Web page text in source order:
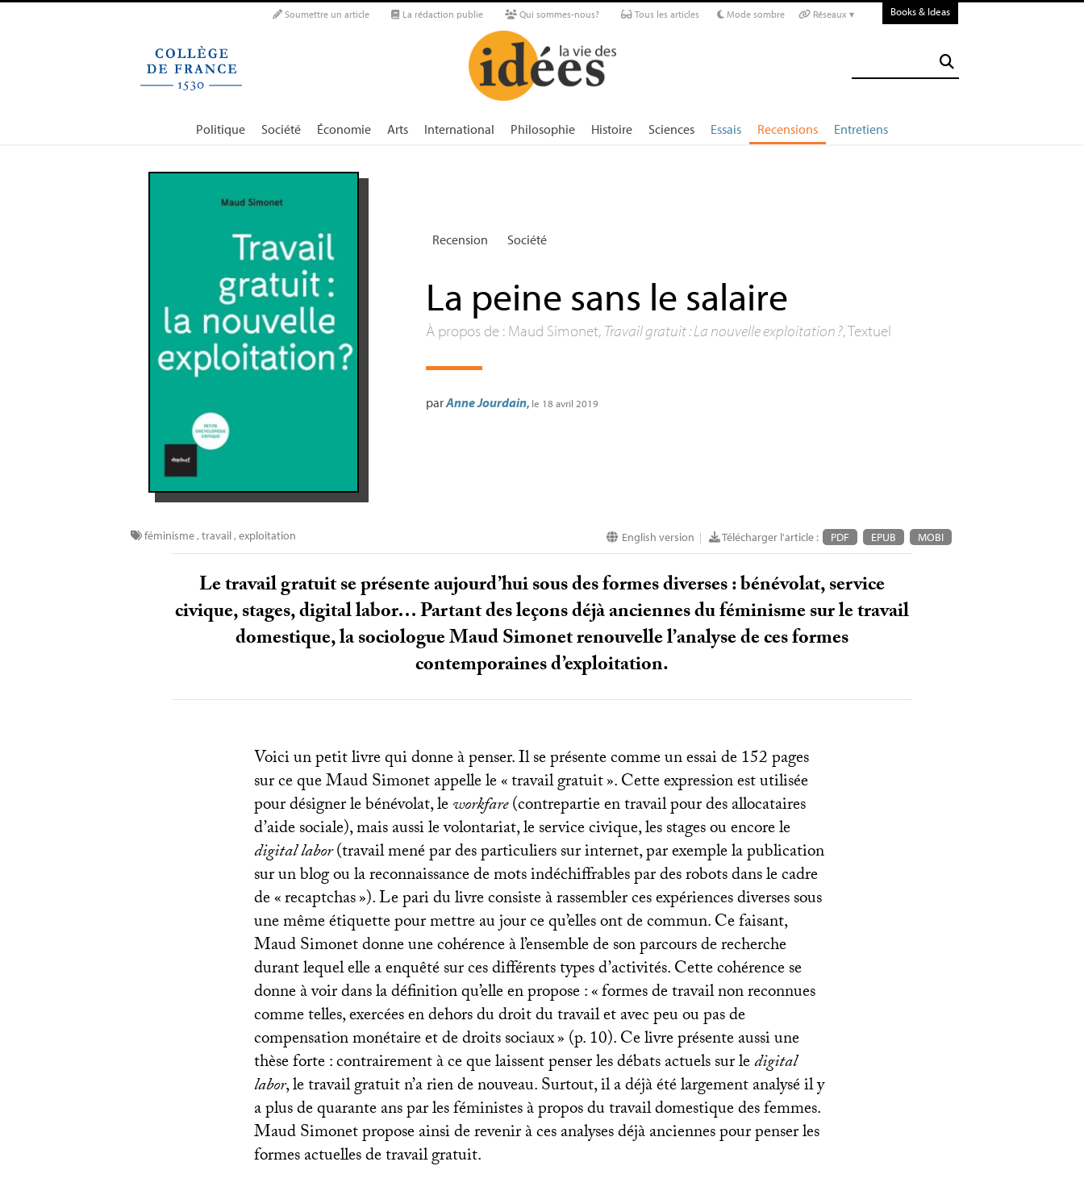
Soumettre un article La rédaction publie Qui sommes-nous? Tous les articles Mode sombre Réseaux ▾ Books & Ideas
Politique Société Économie Arts International Philosophie Histoire Sciences Essais Recensions Entretiens
Recension Société
La peine sans le salaire
À propos de : Maud Simonet, Travail gratuit : La nouvelle exploitation?, Textuel
parAnne Jourdain, le 18 avril 2019
English version | Télécharger l'article : PDF EPUB MOBI
féminisme ,travail ,exploitation
Le travail gratuit se présente aujourd’hui sous des formes diverses : bénévolat, service
civique, stages, digital labor… Partant des leçons déjà anciennes du féminisme sur le travail
domestique, la sociologue Maud Simonet renouvelle l’analyse de ces formes
contemporaines d’exploitation.
Voici un petit livre qui donne à penser. Il se présente comme un essai de 152 pages
sur ce que Maud Simonet appelle le «travail gratuit». Cette expression est utilisée
pour désigner le bénévolat, leworkfare(contrepartie en travail pour des allocataires
d’aide sociale), mais aussi le volontariat, le service civique, les stages ou encore le
digital labor(travail mené par des particuliers sur internet, par exemple la publication
sur un blog ou la reconnaissance de mots indéchiffrables par des robots dans le cadre
de «recaptchas»). Le pari du livre consiste à rassembler ces expériences diverses sous
une même étiquette pour mettre au jour ce qu’elles ont de commun. Ce faisant,
Maud Simonet donne une cohérence à l’ensemble de son parcours de recherche
durant lequel elle a enquêté sur ces différents types d’activités. Cette cohérence se
donne à voir dans la définition qu’elle en propose : «formes de travail non reconnues
comme telles, exercées en dehors du droit du travail et avec peu ou pas de
compensation monétaire et de droits sociaux» (p. 10). Ce livre présente aussi une
thèse forte : contrairement à ce que laissent penser les débats actuels sur ledigital
labor, le travail gratuit n’a rien de nouveau. Surtout, il a déjà été largement analysé il y
a plus de quarante ans par les féministes à propos du travail domestique des femmes.
Maud Simonet propose ainsi de revenir à ces analyses déjà anciennes pour penser les
formes actuelles de travail gratuit.